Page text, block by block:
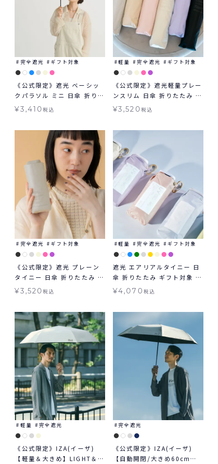
完全遮光 ギフト対象
《公式限定》遮光 ベーシッ
クパラソル ミニ 日傘 折りた
たみ ギフト対象 晴雨兼用
¥3,410税込
軽量 完全遮光 ギフト対象
《公式限定》遮光軽量プレー
ンスリム 日傘 折りたたみ ギ
フト対象 晴雨兼用 Wpc.
¥3,520 税込
完全遮光 ギフト対象
《公式限定》遮光 プレーン
タイニー 日傘 折りたたみ ギ
フト対象 晴雨兼用 Wpc.
¥3,520税込
軽量 完全遮光 ギフト対象
遮光 エアリアルタイニー 日
傘 折りたたみ ギフト対象 晴
雨兼用 Wpc.
¥4,070 税込
軽量 完全遮光
《公式限定》IZA(イーザ)
【軽量＆大きめ】LIGHT＆
完全遮光
《公式限定》IZA(イーザ)
【自動開閉/大きめ60cm】